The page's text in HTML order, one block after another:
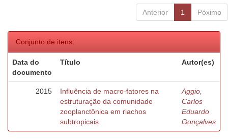
Anterior 1 Póximo
Conjunto de itens:
Data do
documento
Título Autor(es)
2015
Influência de macro-fatores na
estruturação da comunidade
zooplanctônica em riachos
subtropicais.
Aggio,
Carlos
Eduardo
Gonçalves